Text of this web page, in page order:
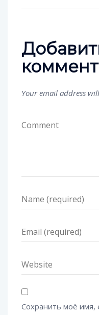
Your email address
Сохранить моё имя,